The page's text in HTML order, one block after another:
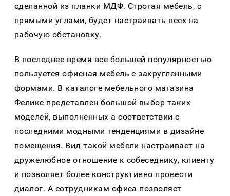
сделанной из планки МДФ. Строгая мебель, с
прямыми углами, будет настраивать всех на
рабочую обстановку.
В последнее время все большей популярностью
пользуется офисная мебель с закругленными
формами. В каталоге мебельного магазина
Феликс представлен большой выбор таких
моделей, выполненных а соответствии с
последними модными тенденциями в дизайне
помещения. Вид такой мебели настраивает на
дружелюбное отношение к собеседнику, клиенту
и позволяет более конструктивно провести
диалог. А сотрудникам офиса позволяет